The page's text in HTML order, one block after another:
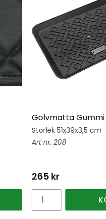
Golvmatta Gummi
Storlek 51x39x3,5 cm
208
265 kr